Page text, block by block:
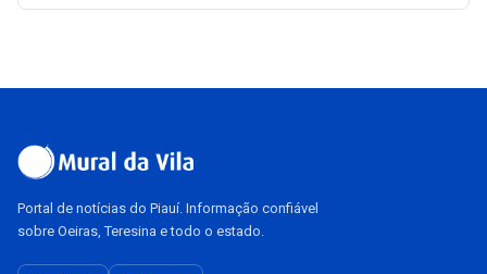
Portal de notícias do Piauí. Informação confiável
sobre Oeiras, Teresina e todo o estado.